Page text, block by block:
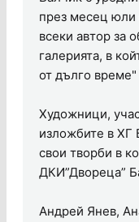
през месец юли
всеки автор за
галерията, в
от дълго
Художници,
изложбите в ХГ
свои творби в
ДКИ”Двореца”
Андрей Янев,